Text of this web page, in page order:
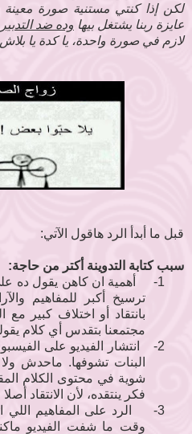
لكن إذا كنتي مستنية صورة
عايزة ربنا يشتغل بيها وده ضد
لازم في صورة واحدة، يا كدة يا
قبل ما أبدأ الرد هاقول الآتي:
سبب كتابة التدوينة أكتر من حاجة:
1-
أهمية ان كاهن يقول ده
ترسيخ أكبر للمفاهيم
بانتقاد أو اختلاف كبير
مجتمعنا بتقدس أي كلام
2-
انتشار الفيديو على
البنات تشوفها. ماحدش
شوية في محتوى الكلام
فكر ينتقده، لأن الانتقاد
3-
الرد على المفاهيم اللي
وقت ما شفت الفيديو